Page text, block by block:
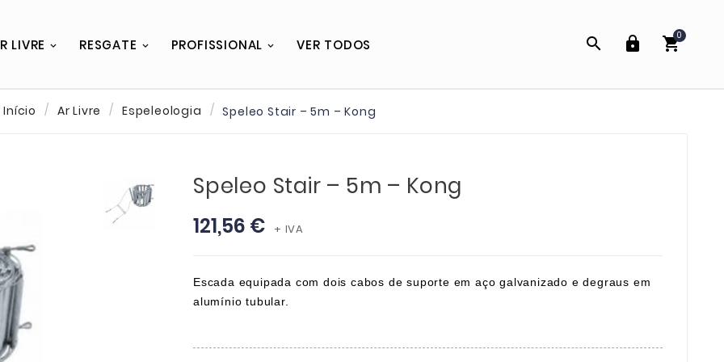
LIVRE RESGATE PROFISSIONAL VER TODOS   
0
Início Ar Livre Espeleologia Speleo Stair – 5m – Kong
Speleo Stair – 5m – Kong
121,56 € + IVA
Escada equipada com dois cabos de suporte em aço galvanizado e degraus em
alumínio tubular.